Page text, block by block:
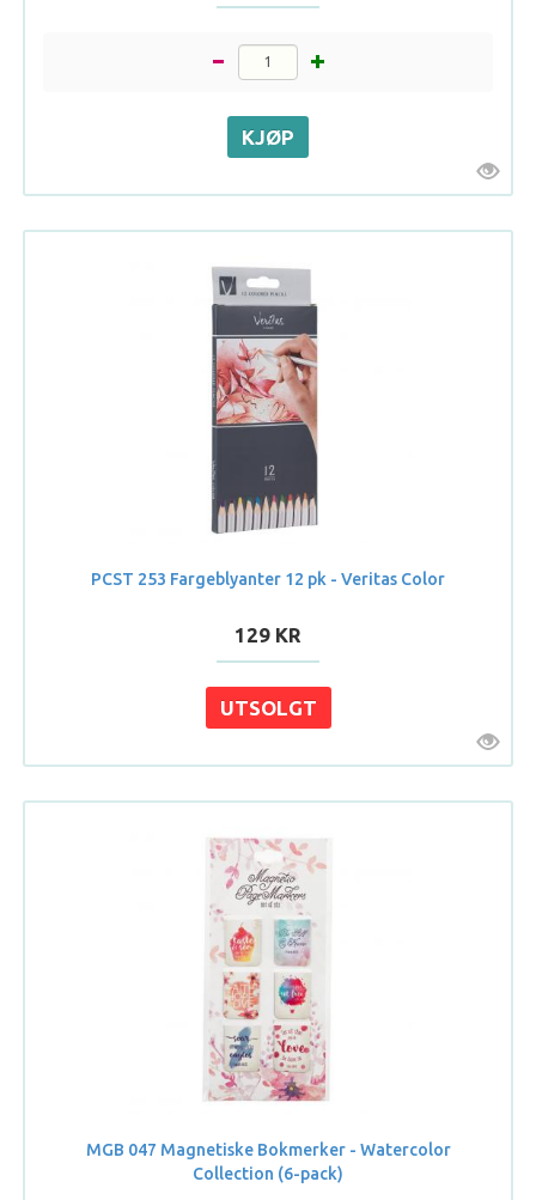
PCST 253 Fargeblyanter 12 pk - Veritas Color
129 KR
MGB 047 Magnetiske Bokmerker - Watercolor
Collection (6-pack)